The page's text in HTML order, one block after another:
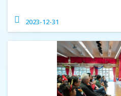
2023-12-31